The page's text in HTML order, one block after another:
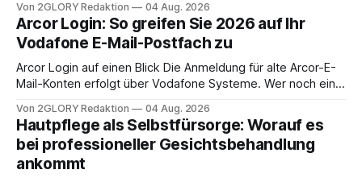
abwesenheiten und die gesamte kommunikation rund um
Ihr personal digital zu organisieren. In diesem Leitfaden
erfahren Sie alles, was Sie für einen reibungslosen Einstieg
brauchen, von der Registrierung
Von 2GLORY Redaktion 04 Aug. 2026
Arcor Login: So greifen Sie 2026 auf Ihr
Vodafone E-Mail-Postfach zu
Arcor Login auf einen Blick Die Anmeldung für alte Arcor-E-
Mail-Konten erfolgt über Vodafone Systeme. Wer noch eine
besitzt, loggt sich heute über das Vodafone E-Mail & Cloud
Portal ein. Der klassische Arcor Login über mail.
Von 2GLORY Redaktion 04 Aug. 2026
Hautpflege als Selbstfürsorge: Worauf es
bei professioneller Gesichtsbehandlung
ankommt